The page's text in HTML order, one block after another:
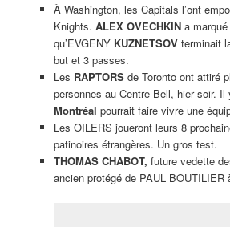
À Washington, les Capitals l’ont
Knights. ALEX OVECHKINa marqué
qu’EVGENY KUZNETSOVterminait
but et 3 passes.
Les RAPTORSde Toronto ont attiré
personnes au Centre Bell, hier soir.
Montréal pourrait faire vivre une
Les OILERS joueront leurs 8
patinoires étrangères. Un gros test.
THOMAS CHABOT, future vedette
ancien protégé de PAUL BOUTILIER